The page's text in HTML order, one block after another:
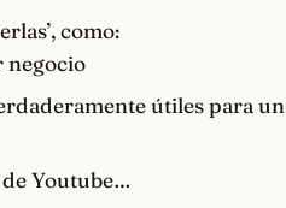
como:
negocio
útiles para un
Youtube…